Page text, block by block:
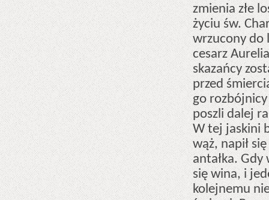
zmienia złe
życiu św.
wrzucony do
cesarz
skazańcy
przed
go
poszli dalej
W tej jaskini
wąż, napił
antałka.
się wina, i
kolejnemu